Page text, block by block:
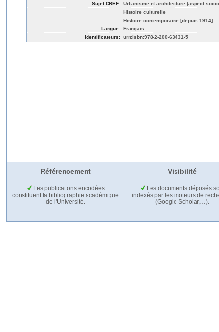
Sujet CREF: Urbanisme et architecture (aspect
Histoire culturelle
Histoire contemporaine [depuis 1914]
Langue: Français
Identificateurs: urn:isbn:978‑2-200‑63431‑5
Référencement Visibilité
Les publications encodées
constituent la bibliographie académique
de l'Université.
Les documents déposés
indexés par les moteurs de
(Google Scholar,…).